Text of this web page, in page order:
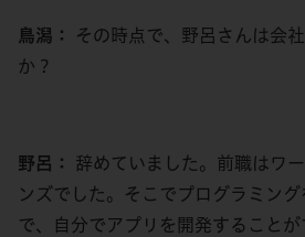
鳥潟：
その時点で、野呂さんは会
か？
野呂： 辞めていました。前職はワ
ンズでした。そこでプログラミン
で、自分でアプリを開発することが